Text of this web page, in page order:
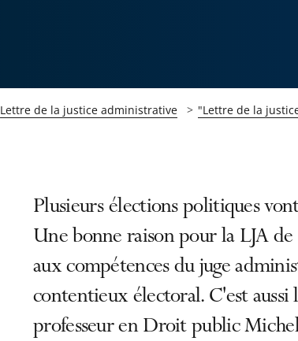
Lettre de la justice administrative "Lettre de la
Plusieurs élections politiques
Une bonne raison pour la LJA
aux compétences du juge
contentieux électoral. C'est
professeur en Droit public